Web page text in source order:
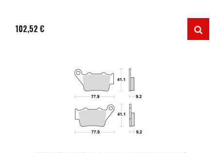
102,52 €